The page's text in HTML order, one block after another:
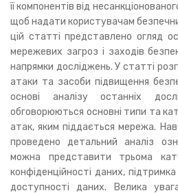
її компонентів від
щоб надати користувачам
цій статті представлено огляд
мережевих загроз і заходів
напрямки досліджень. У статті
атаки та засоби підвищення
основі аналізу останніх
обговорюються основні типи та
атак, яким піддається мережа.
проведено детальний аналіз
можна представити трьома
конфіденційності даних,
доступності даних. Велика